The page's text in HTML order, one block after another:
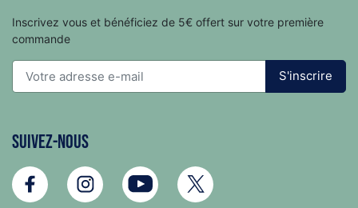
Inscrivez vous et bénéficiez de 5€ offert sur votre première
commande
S'inscrire
Suivez-nous